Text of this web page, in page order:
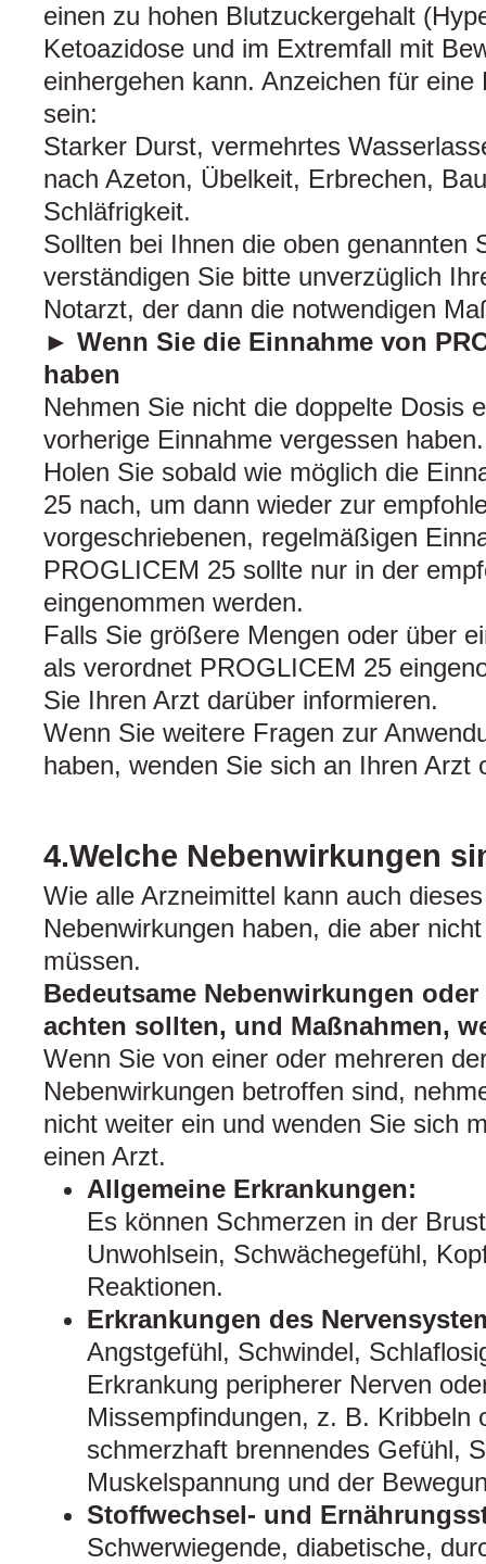
einen zu hohen Blutzuckergehalt
Ketoazidose und im Extremfall mit
einhergehen kann. Anzeichen für eine
sein:
Starker Durst, vermehrtes
nach Azeton, Übelkeit, Erbrechen,
Schläfrigkeit.
Sollten bei Ihnen die oben genannten
verständigen Sie bitte unverzüglich
Notarzt, der dann die notwendigen
► Wenn Sie die Einnahme von
haben
Nehmen Sie nicht die doppelte Dosis
vorherige Einnahme vergessen haben.
Holen Sie sobald wie möglich die
25 nach, um dann wieder zur
vorgeschriebenen, regelmäßigen
PROGLICEM 25 sollte nur in der
eingenommen werden.
Falls Sie größere Mengen oder über
als verordnet PROGLICEM 25
Sie Ihren Arzt darüber informieren.
Wenn Sie weitere Fragen zur
haben, wenden Sie sich an Ihren Arzt
4.Welche Nebenwirkungen
Wie alle Arzneimittel kann auch
Nebenwirkungen haben, die aber
müssen.
Bedeutsame Nebenwirkungen
achten sollten, und Maßnahmen,
Wenn Sie von einer oder mehreren
Nebenwirkungen betroffen sind,
nicht weiter ein und wenden Sie sich
einen Arzt.
Allgemeine Erkrankungen:
Es können Schmerzen in der
Unwohlsein, Schwächegefühl,
Reaktionen.
Erkrankungen des
Angstgefühl, Schwindel,
Erkrankung peripherer Nerven
Missempfindungen, z. B. Kribbeln
schmerzhaft brennendes Gefühl,
Muskelspannung und der
Stoffwechsel- und
Schwerwiegende, diabetische,